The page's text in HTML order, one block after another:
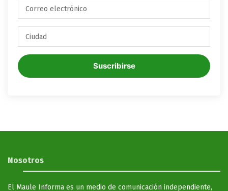
Suscribirse
Nosotros
El Maule Informa es un medio de comunicación independiente,